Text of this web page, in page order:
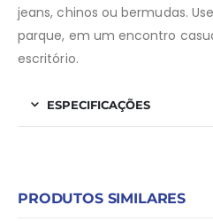
jeans, chinos ou bermudas.
parque, em um encontro
escritório.
ESPECIFICAÇÕES
PRODUTOS SIMILARES